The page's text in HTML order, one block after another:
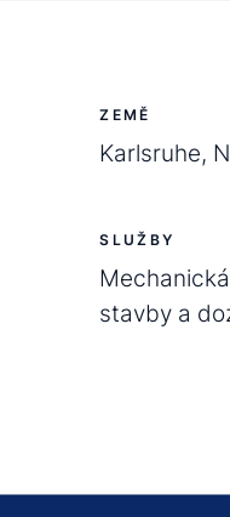
ZEMĚ
Karlsruhe,
SLUŽBY
stavby a